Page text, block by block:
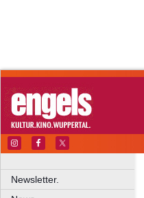
Newsletter.